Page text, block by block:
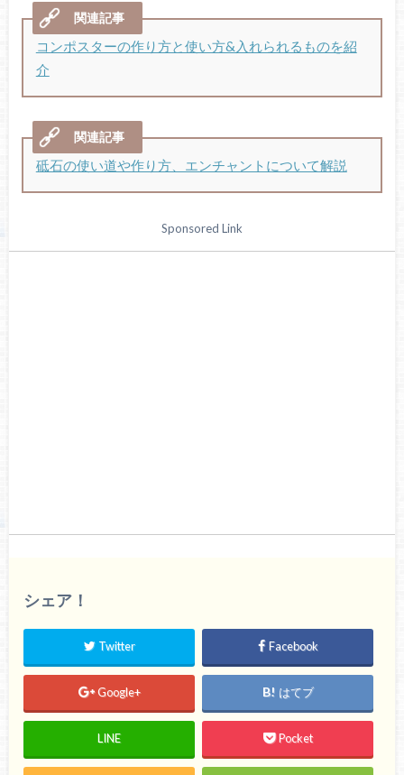
コンポスターの作り方と使い方&入れられるものを紹
介
砥石の使い道や作り方、エンチャントについて解説
Sponsored Link
シェア！
Twitter Facebook
Google+ はてブ
LINE Pocket